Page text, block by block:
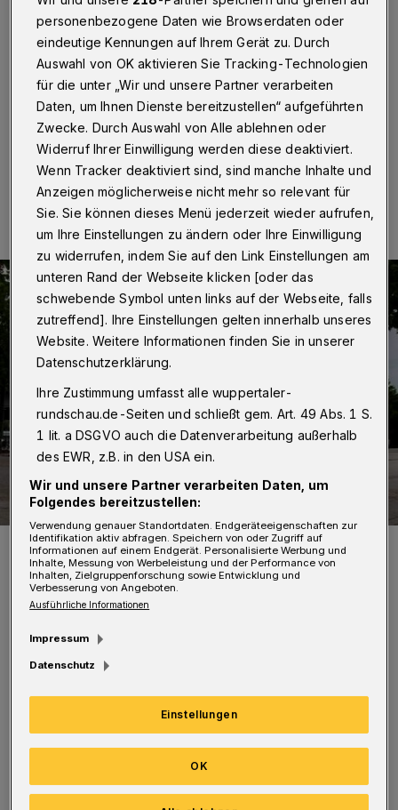
Wuppertal·Der Raub einer Halskette hat am
Dienstagabend (30. Juli 2019) die Polizei am Berliner
Platz auf den Plan gerufen. Gegen 22:15 Uhr traten
zwei junge Männer an einen 55-Jährigen heran. Einer
der beiden Verdächtigen lenkte das Opfer ab, der
andere riss ihm die Kette vom Hals.
31.07.2019 , 12:00 Uhr Eine Minute Lesezeit
Der Berliner Platz in Oberbarmen.
Foto: Dennis Polz
Anschließend flüchteten die Täter in Richtung
Bahnhof. Sie werden als circa 25 Jahre alt
beschrieben und hatten kurze schwarze Haare.
Der kleinere der beiden war etwa 160
Zentimeter groß und mit einem schwarzen T-
personenbezogene Daten wie Browserdaten oder
eindeutige Kennungen auf Ihrem Gerät zu. Durch
Auswahl von OK aktivieren Sie Tracking-Technologien
für die unter „Wir und unsere Partner verarbeiten
Daten, um Ihnen Dienste bereitzustellen“ aufgeführten
Zwecke. Durch Auswahl von Alle ablehnen oder
Widerruf Ihrer Einwilligung werden diese deaktiviert.
Wenn Tracker deaktiviert sind, sind manche Inhalte und
Anzeigen möglicherweise nicht mehr so relevant für
Sie. Sie können dieses Menü jederzeit wieder aufrufen,
um Ihre Einstellungen zu ändern oder Ihre Einwilligung
zu widerrufen, indem Sie auf den Link Einstellungen am
unteren Rand der Webseite klicken [oder das
schwebende Symbol unten links auf der Webseite, falls
zutreffend]. Ihre Einstellungen gelten innerhalb unseres
Website. Weitere Informationen finden Sie in unserer
Datenschutzerklärung.
Ihre Zustimmung umfasst alle wuppertaler-
rundschau.de-Seiten und schließt gem. Art. 49 Abs. 1 S.
1 lit. a DSGVO auch die Datenverarbeitung außerhalb
des EWR, z.B. in den USA ein.
Wir und unsere Partner verarbeiten Daten, um
Folgendes bereitzustellen:
Verwendung genauer Standortdaten. Endgeräteeigenschaften zur
Identifikation aktiv abfragen. Speichern von oder Zugriff auf
Informationen auf einem Endgerät. Personalisierte Werbung und
Inhalte, Messung von Werbeleistung und der Performance von
Inhalten, Zielgruppenforschung sowie Entwicklung und
Verbesserung von Angeboten.
Ausführliche Informationen
Impressum
Datenschutz
Einstellungen
OK